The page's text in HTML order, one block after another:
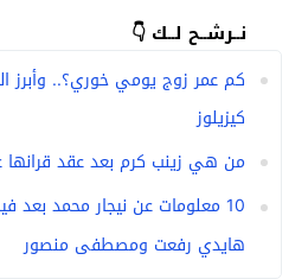
نــرشــح لــك 👇
كم عمر زوج يومي خوري؟.. وأبرز
كيزيلوز
من هي زينب كرم بعد عقد
10 معلومات عن نيجار محمد
هايدي رفعت ومصطفى منصور